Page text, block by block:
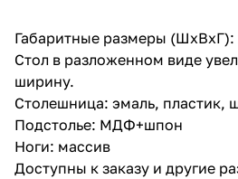
Габаритные размеры (ШхВхГ):
Стол в разложенном виде
ширину.
Столешница: эмаль, пластик,
Подстолье: МДФ+шпон
Ноги: массив
Доступны к заказу и другие